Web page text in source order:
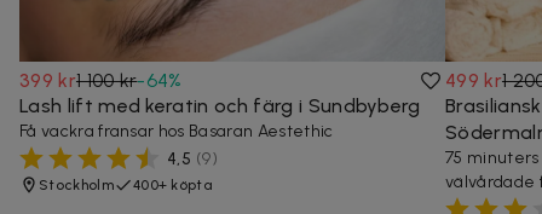
399 kr1 100 kr-64%
Lash lift med keratin och färg i Sundbyberg
Få vackra fransar hos Basaran Aestethic
4,5 (9)
Stockholm 400+ köpta
499 kr1
75
välvårdade